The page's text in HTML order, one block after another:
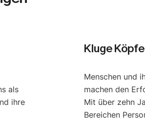
als
ihre
Kluge
Menschen und
machen den
Mit über zehn
Bereichen